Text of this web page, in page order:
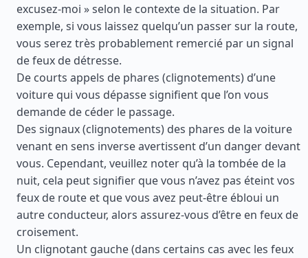
excusez-moi » selon le contexte de la situation. Par
exemple, si vous laissez quelqu’un passer sur la route,
vous serez très probablement remercié par un signal
de feux de détresse.
De courts appels de phares (clignotements) d’une
voiture qui vous dépasse signifient que l’on vous
demande de céder le passage.
Des signaux (clignotements) des phares de la voiture
venant en sens inverse avertissent d’un danger devant
vous. Cependant, veuillez noter qu’à la tombée de la
nuit, cela peut signifier que vous n’avez pas éteint vos
feux de route et que vous avez peut-être ébloui un
autre conducteur, alors assurez-vous d’être en feux de
croisement.
Un clignotant gauche (dans certains cas avec les feux